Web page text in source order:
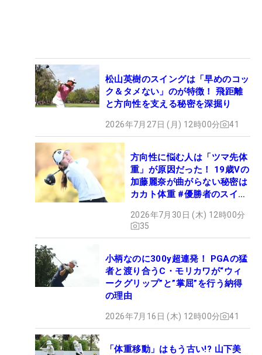
松山英樹のスイングは「早めのコッ
ク＆タメない」のが特徴！ 飛距離
と方向性を支える秘密を深掘り
2026年7月27日 (月) 12時00分 41
方向性に悩む人は「ツマ先体
重」が原因だった！ 19歳Vの
加藤麗奈が曲がらない秘密は
カカト体重 #優勝者のスイン
2026年7月30日 (木) 12時00分
35
小柄なのに300y超連発！ PGAの猛
者と渡り合うC・モリカワが“ウィ
ークグリップ”と”掌屈”を行う納得
の理由
2026年7月16日 (木) 12時00分 41
「体重移動」はもう古い!? 山下美